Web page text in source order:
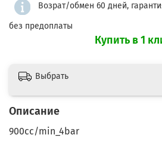
Возрат/обмен 60 дней,
без предоплаты
Купить в 1
Выбрать
Описание
900cc/min_4bar